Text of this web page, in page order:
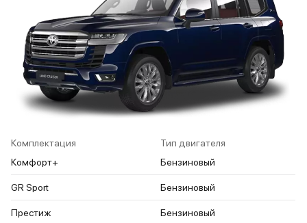
Комплектация
Тип двигателя
Комфорт+
Бензиновый
GR Sport Бензиновый
Престиж Бензиновый